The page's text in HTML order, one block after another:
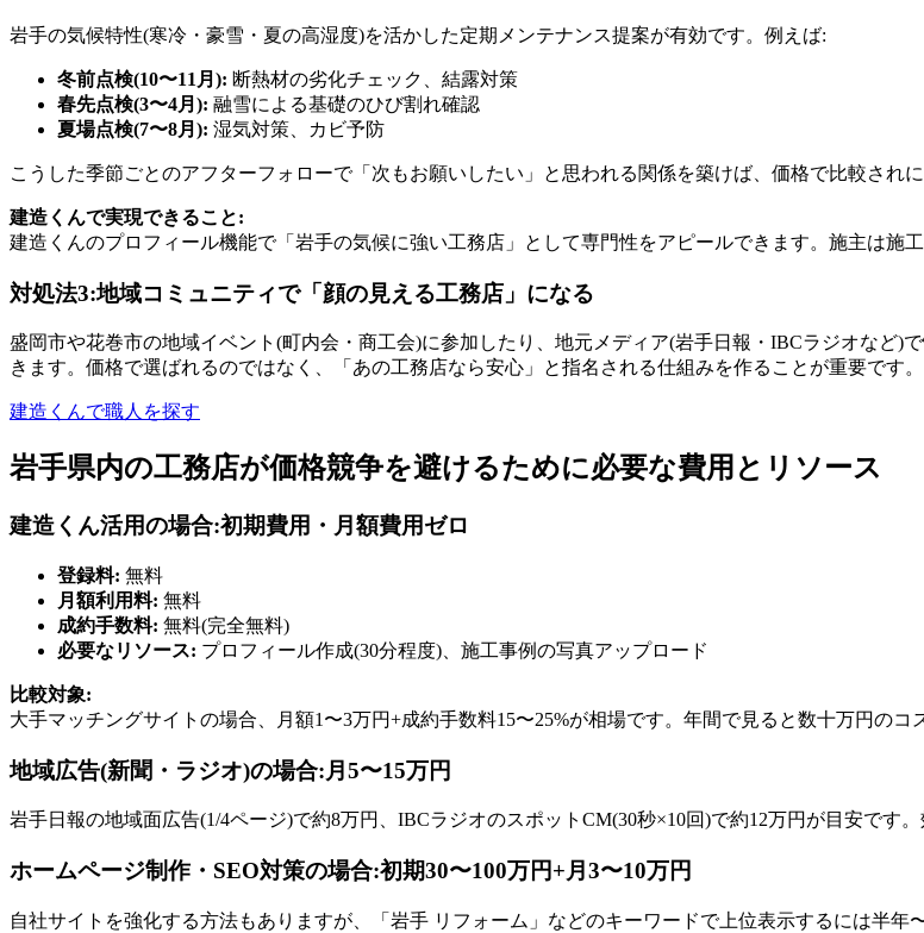
岩手の気候特性(寒冷・豪雪・夏の高湿度)を活かした定期メンテナンス提案が有効です。例えば:
冬前点検(10〜11月): 断熱材の劣化チェック、結露対策
春先点検(3〜4月): 融雪による基礎のひび割れ確認
夏場点検(7〜8月): 湿気対策、カビ予防
こうした季節ごとのアフターフォローで「次もお願いしたい」と思われる関係を築けば、価格で比較されに
建造くんで実現できること:
建造くんのプロフィール機能で「岩手の気候に強い工務店」として専門性をアピールできます。施主は施
対処法3:地域コミュニティで「顔の見える工務店」になる
盛岡市や花巻市の地域イベント(町内会・商工会)に参加したり、地元メディア(岩手日報・IBCラジオなど
きます。価格で選ばれるのではなく、「あの工務店なら安心」と指名される仕組みを作ることが重要です。
建造くんで職人を探す
岩手県内の工務店が価格競争を避けるために必要な費用とリソース
建造くん活用の場合:初期費用・月額費用ゼロ
登録料: 無料
月額利用料: 無料
成約手数料: 無料(完全無料)
必要なリソース: プロフィール作成(30分程度)、施工事例の写真アップロード
比較対象:
大手マッチングサイトの場合、月額1〜3万円+成約手数料15〜25%が相場です。年間で見ると数十万円のコ
地域広告(新聞・ラジオ)の場合:月5〜15万円
岩手日報の地域面広告(1/4ページ)で約8万円、IBCラジオのスポットCM(30秒×10回)で約12万円が目安です
ホームページ制作・SEO対策の場合:初期30〜100万円+月3〜10万円
自社サイトを強化する方法もありますが、「岩手 リフォーム」などのキーワードで上位表示するには半